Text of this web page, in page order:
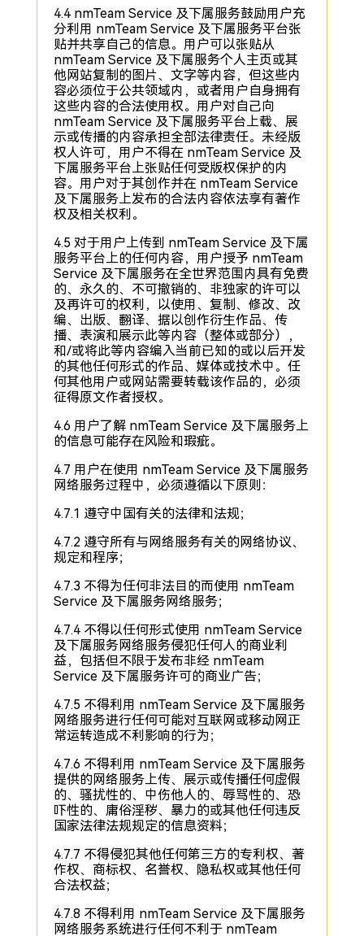
4.4 nmTeam Service 及下属服务鼓励用户充
分利用 nmTeam Service 及下属服务平台张
贴并共享自己的信息。用户可以张贴从
nmTeam Service 及下属服务个人主页或其
他网站复制的图片、文字等内容，但这些内
容必须位于公共领域内，或者用户自身拥有
这些内容的合法使用权。用户对自己向
nmTeam Service 及下属服务平台上载、展
示或传播的内容承担全部法律责任。未经版
权人许可，用户不得在 nmTeam Service 及
下属服务平台上张贴任何受版权保护的内
容。用户对于其创作并在 nmTeam Service
及下属服务上发布的合法内容依法享有著作
权及相关权利。
4.5 对于用户上传到 nmTeam Service 及下属
服务平台上的任何内容，用户授予 nmTeam
Service 及下属服务在全世界范围内具有免费
的、永久的、不可撤销的、非独家的许可以
及再许可的权利，以使用、复制、修改、改
编、出版、翻译、据以创作衍生作品、传
播、表演和展示此等内容（整体或部分），
和/或将此等内容编入当前已知的或以后开发
的其他任何形式的作品、媒体或技术中。任
何其他用户或网站需要转载该作品的，必须
征得原文作者授权。
4.6 用户了解 nmTeam Service 及下属服务上
的信息可能存在风险和瑕疵。
4.7 用户在使用 nmTeam Service 及下属服务
网络服务过程中，必须遵循以下原则：
4.7.1 遵守中国有关的法律和法规；
4.7.2 遵守所有与网络服务有关的网络协议、
规定和程序；
4.7.3 不得为任何非法目的而使用 nmTeam
Service 及下属服务网络服务；
4.7.4 不得以任何形式使用 nmTeam Service
及下属服务网络服务侵犯任何人的商业利
益，包括但不限于发布非经 nmTeam
Service 及下属服务许可的商业广告；
4.7.5 不得利用 nmTeam Service 及下属服务
网络服务进行任何可能对互联网或移动网正
常运转造成不利影响的行为；
4.7.6 不得利用 nmTeam Service 及下属服务
提供的网络服务上传、展示或传播任何虚假
的、骚扰性的、中伤他人的、辱骂性的、恐
吓性的、庸俗淫秽、暴力的或其他任何违反
国家法律法规规定的信息资料；
4.7.7 不得侵犯其他任何第三方的专利权、著
作权、商标权、名誉权、隐私权或其他任何
合法权益；
4.7.8 不得利用 nmTeam Service 及下属服务
网络服务系统进行任何不利于 nmTeam